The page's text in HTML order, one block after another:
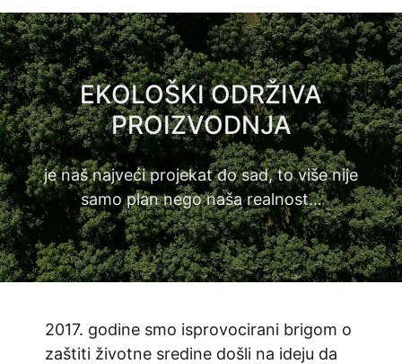
EKOLOŠKI ODRŽIVA
PROIZVODNJA
je naš najveći projekat do sad, to više nije
samo plan nego naša realnost…
2017. godine smo isprovocirani brigom o
zaštiti životne sredine došli na ideju da